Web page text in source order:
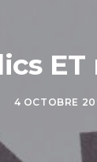
4 OCTOBRE